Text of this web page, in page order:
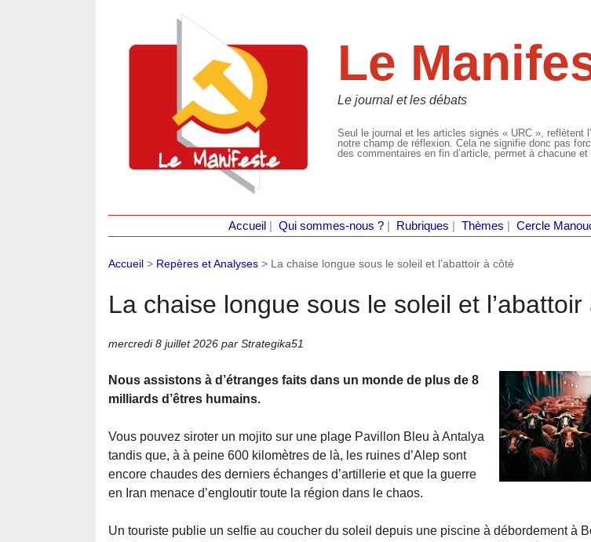
Le
Le journal et les débats
Seul le journal et les articles signés « URC », reflètent
notre champ de réflexion. Cela ne signifie donc pas
des commentaires en fin d’article, permet à chacune
Accueil Qui sommes-nous ?| Rubriques Thèmes Cercle
Accueil > Repères et Analyses > La chaise longue sous le soleil et l’abattoir à côté
La chaise longue sous le soleil et l’abattoir
mercredi 8 juillet 2026 par Strategika51
Nous assistons à d’étranges faits dans un monde de plus de 8
milliards d’êtres humains.
Vous pouvez siroter un mojito sur une plage Pavillon Bleu à Antalya
tandis que, à à peine 600 kilomètres de là, les ruines d’Alep sont
encore chaudes des derniers échanges d’artillerie et que la guerre
en Iran menace d’engloutir toute la région dans le chaos.
Un touriste publie un selfie au coucher du soleil depuis une piscine à débordement à